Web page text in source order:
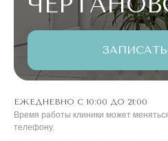
ЕЖЕДНЕВНО С 10:00 ДО 21:00
Время работы клиники может
телефону.